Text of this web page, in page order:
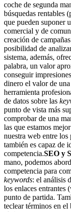
coche de segunda
búsquedas rentables
que pueden suponer
comercial y de
creación de
posibilidad de
sistema, además,
palabra, un valor
conseguir
dinero el valor de una
herramienta
de datos sobre las
punto de vista más
comprobar de una
las que estamos
nuestra web entre los
también es capaz de
competencia.SEO y
mano, podemos
competencia para
keywords: el análisis
los enlaces entrantes
punto de partida.
teclear términos en el